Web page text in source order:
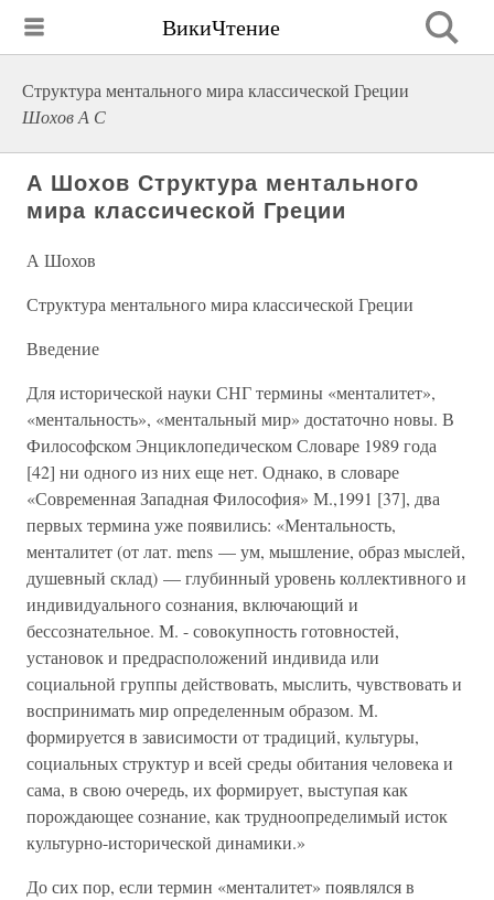
ВикиЧтение
Структура ментального мира классической Греции
Шохов А С
А Шохов Структура ментального
мира классической Греции
А Шохов
Структура ментального мира классической Греции
Введение
Для исторической науки СНГ термины «менталитет»,
«ментальность», «ментальный мир» достаточно новы. В
Философском Энциклопедическом Словаре 1989 года
[42] ни одного из них еще нет. Однако, в словаре
«Современная Западная Философия» М.,1991 [37], два
первых термина уже появились: «Ментальность,
менталитет (от лат. mens — ум, мышление, образ мыслей,
душевный склад) — глубинный уровень коллективного и
индивидуального сознания, включающий и
бессознательное. М. - совокупность готовностей,
установок и предрасположений индивида или
социальной группы действовать, мыслить, чувствовать и
воспринимать мир определенным образом. М.
формируется в зависимости от традиций, культуры,
социальных структур и всей среды обитания человека и
сама, в свою очередь, их формирует, выступая как
порождающее сознание, как трудноопределимый исток
культурно-исторической динамики.»
До сих пор, если термин «менталитет» появлялся в